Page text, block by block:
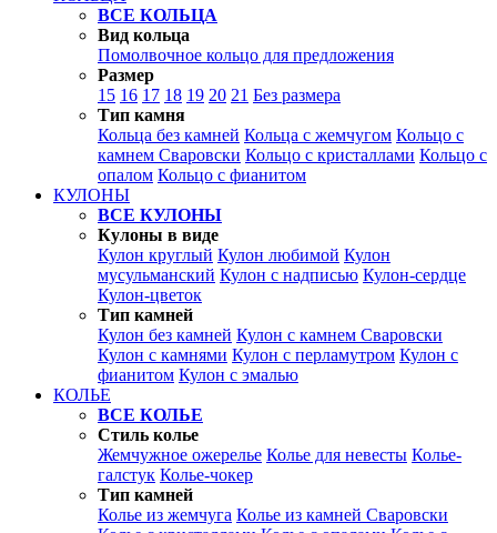
ВСЕ КОЛЬЦА
Вид кольца
Помолвочное кольцо для предложения
Размер
15 16 17 18 19 20 21 Без размера
Тип камня
Кольца без камней Кольца с жемчугом Кольцо с
камнем Сваровски Кольцо с кристаллами Кольцо с
опалом Кольцо с фианитом
КУЛОНЫ
ВСЕ КУЛОНЫ
Кулоны в виде
Кулон круглый Кулон любимой Кулон
мусульманский Кулон с надписью Кулон-сердце
Кулон-цветок
Тип камней
Кулон без камней Кулон с камнем Сваровски
Кулон с камнями Кулон с перламутром Кулон с
фианитом Кулон с эмалью
КОЛЬЕ
ВСЕ КОЛЬЕ
Стиль колье
Жемчужное ожерелье Колье для невесты Колье-
галстук Колье-чокер
Тип камней
Колье из жемчуга Колье из камней Сваровски